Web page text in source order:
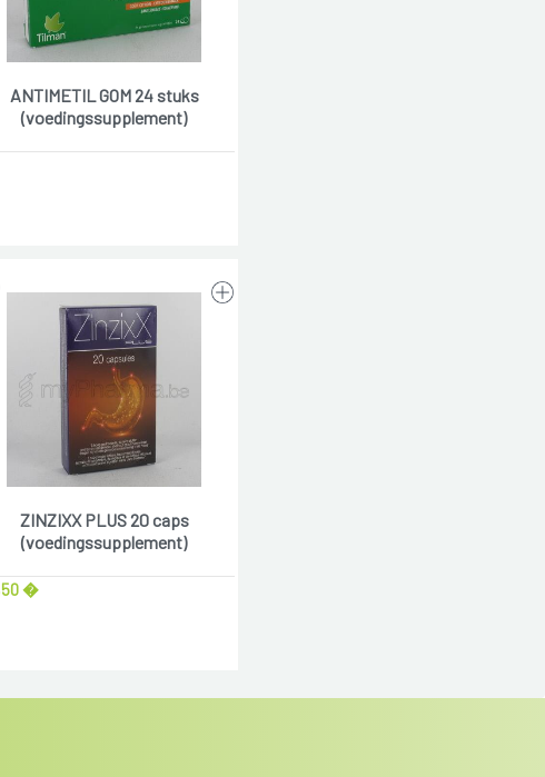
ANTIMETIL GOM 24 stuks
(voedingssupplement)
ZINZIXX PLUS 20 caps
(voedingssupplement)
�